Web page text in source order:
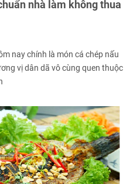
nhà làm không thua
nay chính là món cá chép nấu
vị dân dã vô cùng quen thuộc